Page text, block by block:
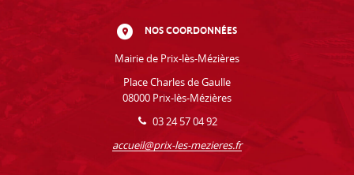
NOS COORDONNÉES
Mairie de Prix-lès-Mézières
Place Charles de Gaulle
08000 Prix-lès-Mézières
03 24 57 04 92
accueil@prix-les-mezieres.fr